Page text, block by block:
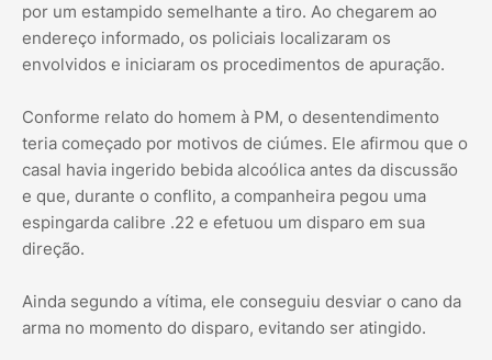
por um estampido semelhante a tiro. Ao chegarem ao
endereço informado, os policiais localizaram os
envolvidos e iniciaram os procedimentos de apuração.
Conforme relato do homem à PM, o desentendimento
teria começado por motivos de ciúmes. Ele afirmou que o
casal havia ingerido bebida alcoólica antes da discussão
e que, durante o conflito, a companheira pegou uma
espingarda calibre .22 e efetuou um disparo em sua
direção.
Ainda segundo a vítima, ele conseguiu desviar o cano da
arma no momento do disparo, evitando ser atingido.